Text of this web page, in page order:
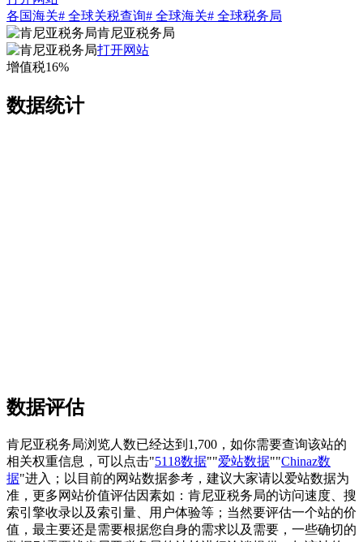
各国海关# 全球关税查询# 全球海关# 全球税务局
肯尼亚税务局
打开网站
增值税16%
数据统计
数据评估
肯尼亚税务局浏览人数已经达到1,700，如你需要查询该站的
相关权重信息，可以点击"5118数据""爱站数据""Chinaz数
据"进入；以目前的网站数据参考，建议大家请以爱站数据为
准，更多网站价值评估因素如：肯尼亚税务局的访问速度、搜
索引擎收录以及索引量、用户体验等；当然要评估一个站的价
值，最主要还是需要根据您自身的需求以及需要，一些确切的